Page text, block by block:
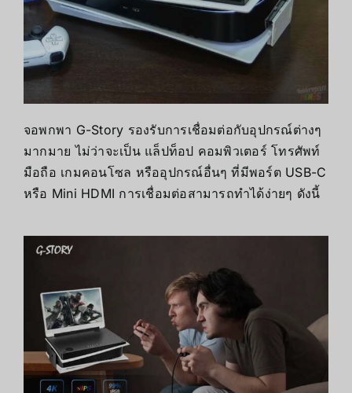
จอพกพา G-Story รองรับการเชื่อมต่อกับอุปกรณ์ต่างๆ
มากมาย ไม่ว่าจะเป็น แล็ปท็อป คอมพิวเตอร์ โทรศัพท์
มือถือ เกมคอนโซล หรืออุปกรณ์อื่นๆ ที่มีพอร์ต USB-C
หรือ Mini HDMI การเชื่อมต่อสามารถทำได้ง่ายๆ ดังนี้